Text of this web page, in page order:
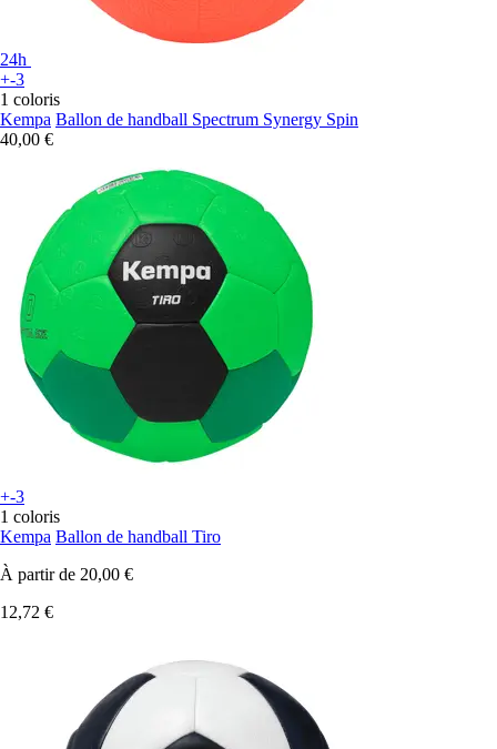
24h
+-3
1 coloris
Kempa Ballon de handball Spectrum Synergy Spin
40,00 €
+-3
1 coloris
Kempa Ballon de handball Tiro
À partir de 20,00 €
12,72 €